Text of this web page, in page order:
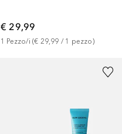
€ 29,99
1 Pezzo/i (€ 29,99 / 1 pezzo)